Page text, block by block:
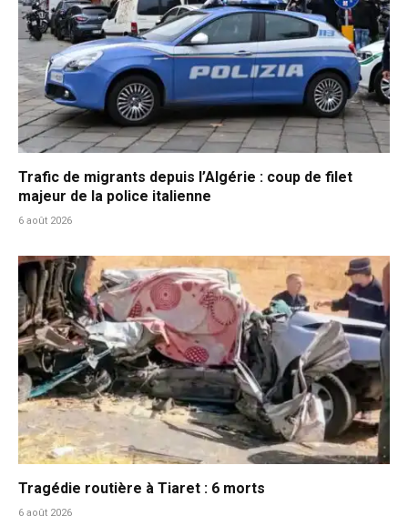
Trafic de migrants depuis l’Algérie : coup de filet
majeur de la police italienne
6 août 2026
Tragédie routière à Tiaret : 6 morts
6 août 2026